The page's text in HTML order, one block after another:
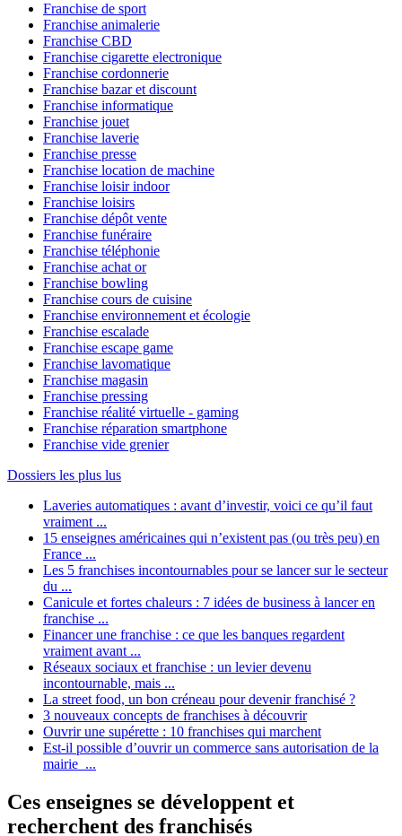
Franchise de sport
Franchise animalerie
Franchise CBD
Franchise cigarette electronique
Franchise cordonnerie
Franchise bazar et discount
Franchise informatique
Franchise jouet
Franchise laverie
Franchise presse
Franchise location de machine
Franchise loisir indoor
Franchise loisirs
Franchise dépôt vente
Franchise funéraire
Franchise téléphonie
Franchise achat or
Franchise bowling
Franchise cours de cuisine
Franchise environnement et écologie
Franchise escalade
Franchise escape game
Franchise lavomatique
Franchise magasin
Franchise pressing
Franchise réalité virtuelle - gaming
Franchise réparation smartphone
Franchise vide grenier
Dossiers les plus lus
Laveries automatiques : avant d’investir, voici ce qu’il faut
vraiment ...
15 enseignes américaines qui n’existent pas (ou très peu) en
France ...
Les 5 franchises incontournables pour se lancer sur le secteur
du ...
Canicule et fortes chaleurs : 7 idées de business à lancer en
franchise ...
Financer une franchise : ce que les banques regardent
vraiment avant ...
Réseaux sociaux et franchise : un levier devenu
incontournable, mais ...
La street food, un bon créneau pour devenir franchisé ?
3 nouveaux concepts de franchises à découvrir
Ouvrir une supérette : 10 franchises qui marchent
Est-il possible d’ouvrir un commerce sans autorisation de la
mairie ...
Ces enseignes se développent et
recherchent des franchisés